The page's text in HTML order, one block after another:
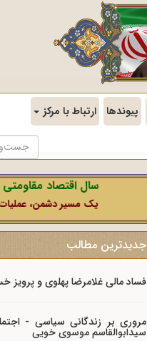
پیوندها ارتباط با مرکز
سال اقتصاد مقاومتی در
یک مسیر دشمن، عملیات
جدیدترین مطالب
فساد مالی غلامرضا پهلوی و پرویز
مروری بر زندگانی سیاسی -
سیدابوالقاسم موسوی خویی